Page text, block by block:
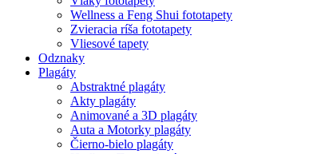
Wellness a Feng Shui fototapety
Zvieracia ríša fototapety
Vliesové tapety
Odznaky
Plagáty
Abstraktné plagáty
Akty plagáty
Animované a 3D plagáty
Auta a Motorky plagáty
Čierno-bielo plagáty